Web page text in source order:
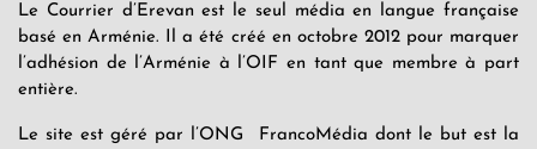
Le Courrier d’Erevan est le seul média en langue française
basé en Arménie. Il a été créé en octobre 2012 pour marquer
l’adhésion de l’Arménie à l’OIF en tant que membre à part
entière.
Le site est géré par l’ONG FrancoMédia dont le but est la